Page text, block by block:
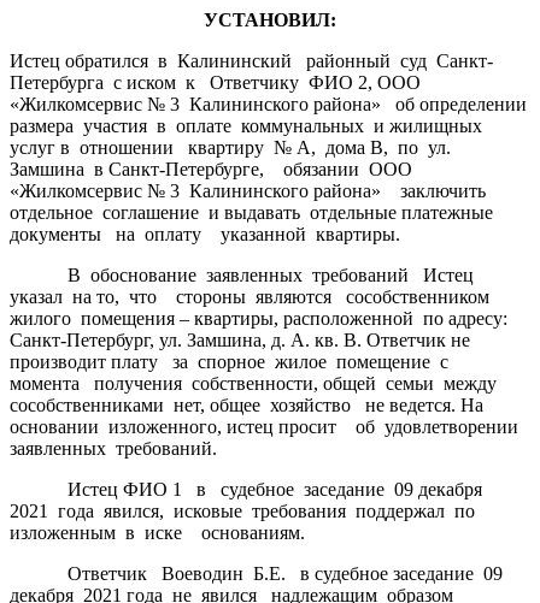
УСТАНОВИЛ:
Истец обратился в Калининский районный суд Санкт-
Петербурга с иском к Ответчику ФИО 2, ООО
«Жилкомсервис № 3 Калининского района» об определении
размера участия в оплате коммунальных и жилищных
услуг в отношении квартиру № А, дома В, по ул.
Замшина в Санкт-Петербурге, обязании ООО
«Жилкомсервис № 3 Калининского района» заключить
отдельное соглашение и выдавать отдельные платежные
документы на оплату указанной квартиры.
В обоснование заявленных требований Истец
указал на то, что стороны являются сособственником
жилого помещения – квартиры, расположенной по адресу:
Санкт-Петербург, ул. Замшина, д. А. кв. В. Ответчик не
производит плату за спорное жилое помещение с
момента получения собственности, общей семьи между
сособственниками нет, общее хозяйство не ведется. На
основании изложенного, истец просит об удовлетворении
заявленных требований.
Истец ФИО 1 в судебное заседание 09 декабря
2021 года явился, исковые требования поддержал по
изложенным в иске основаниям.
Ответчик Воеводин Б.Е. в судебное заседание 09
декабря 2021 года не явился надлежащим образом